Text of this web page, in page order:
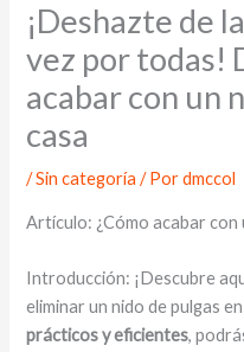
¡Deshazte de
vez por todas!
acabar con un
casa
/Sin categoría / Pordmccol
Artículo: ¿Cómo acabar con
Introducción: ¡Descubre
eliminar un nido de pulgas
prácticos y eficientes,